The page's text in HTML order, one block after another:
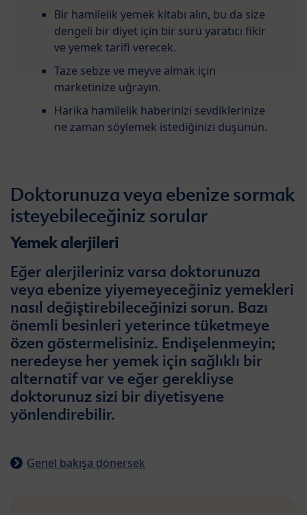
Bir hamilelik yemek kitabı alın, bu da size
dengeli bir diyet için bir sürü yaratıcı fikir
ve yemek tarifi verecek.
Taze sebze ve meyve almak için
marketinize uğrayın.
Harika hamilelik haberinizi sevdiklerinize
ne zaman söylemek istediğinizi düşünün.
Doktorunuza veya ebenize sormak
isteyebileceğiniz sorular
Yemek alerjileri
Eğer alerjileriniz varsa doktorunuza
veya ebenize yiyemeyeceğiniz yemekleri
nasıl değiştirebileceğinizi sorun. Bazı
önemli besinleri yeterince tüketmeye
özen göstermelisiniz. Endişelenmeyin;
neredeyse her yemek için sağlıklı bir
alternatif var ve eğer gerekliyse
doktorunuz sizi bir diyetisyene
yönlendirebilir.
Genel bakışa dönersek